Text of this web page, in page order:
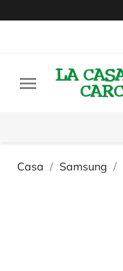

Casa Samsung